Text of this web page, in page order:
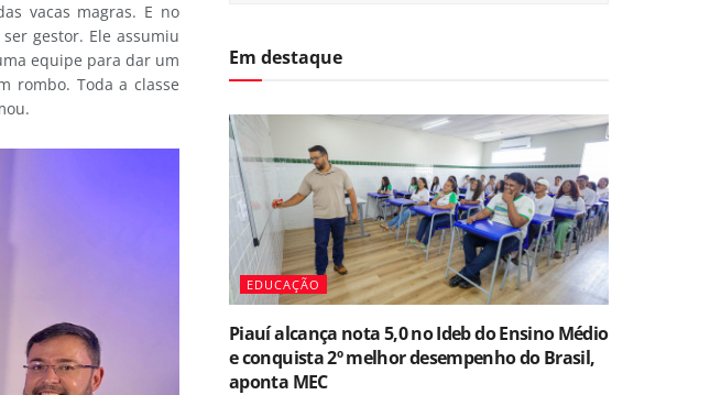
vacas magras. E no
gestor. Ele assumiu
equipe para dar um
rombo. Toda a classe
Em destaque
EDUCAÇÃO
Piauí alcança nota 5,0 no Ideb do Ensino Médio
e conquista 2º melhor desempenho do Brasil,
aponta MEC